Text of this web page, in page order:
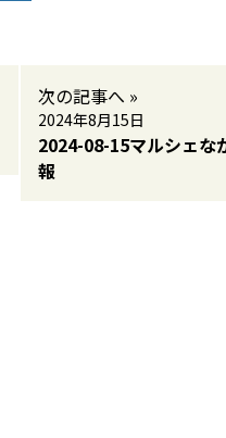
次の記事へ »
2024年8月15日
2024-08-15マルシェな
報